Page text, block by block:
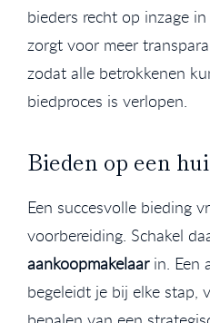
bieders recht op inzage
zorgt voor meer
zodat alle betrokkenen
biedproces is verlopen.
Bieden op een
Een succesvolle bieding
voorbereiding. Schakel
aankoopmakelaarin. Een
begeleidt je bij elke stap,